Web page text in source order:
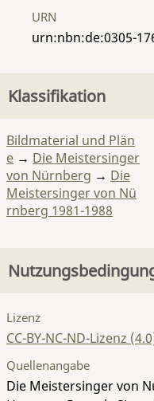
URN
urn:nbn:de:0305-
Klassifikation
Bildmaterial und Plän
e → Die Meistersinger
von Nürnberg → Die
Meistersinger von Nü
rnberg 1981-1988
Lizenz
CC-BY-NC-ND-Lizenz
Quellenangabe
Die Meistersinger von